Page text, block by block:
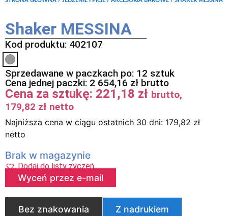
Shaker MESSINA
Kod produktu: 402107
Sprzedawane w paczkach po: 12 sztuk
Cena jednej paczki: 2 654,16 zł brutto
Cena za sztukę: 221,18 zł brutto,
179,82 zł netto
Najniższa cena w ciągu ostatnich 30 dni: 179,82 zł
netto
Brak w magazynie
Dodaj do listy życzeń
Wyceń przez e-mail
Bez znakowania Z nadrukiem